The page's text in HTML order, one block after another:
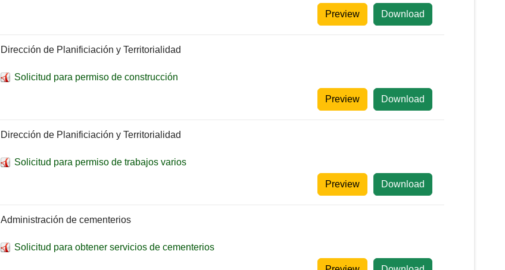
Download
Preview
Dirección de Planificiación y Territorialidad
Solicitud para permiso de construcción
Download
Preview
Dirección de Planificiación y Territorialidad
Solicitud para permiso de trabajos varios
Download
Preview
Administración de cementerios
Solicitud para obtener servicios de cementerios